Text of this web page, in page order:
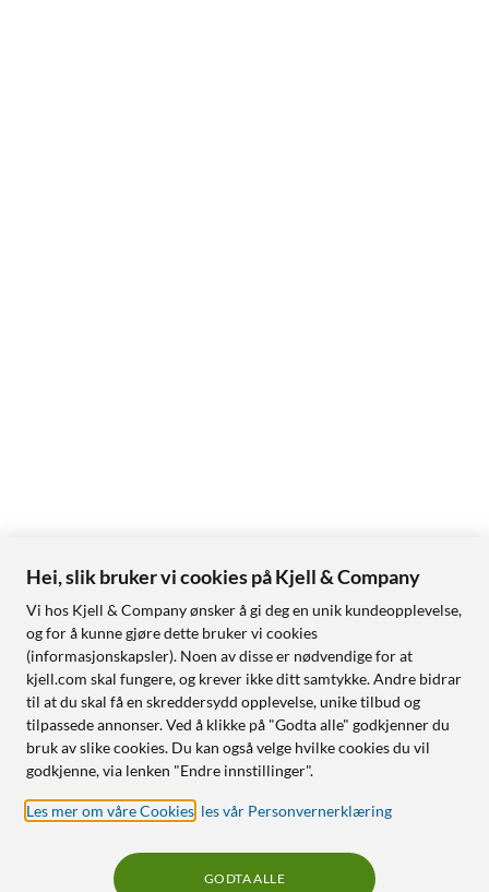
Hei, slik bruker vi cookies på Kjell & Company
Vi hos Kjell & Company ønsker å gi deg en unik kundeopplevelse,
og for å kunne gjøre dette bruker vi cookies
(informasjonskapsler). Noen av disse er nødvendige for at
kjell.com skal fungere, og krever ikke ditt samtykke. Andre bidrar
til at du skal få en skreddersydd opplevelse, unike tilbud og
tilpassede annonser. Ved å klikke på "Godta alle" godkjenner du
bruk av slike cookies. Du kan også velge hvilke cookies du vil
godkjenne, via lenken "Endre innstillinger".
Les mer om våre Cookies les vår Personvernerklæring
GODTA ALLE